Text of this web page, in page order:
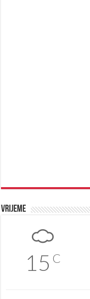
Vrijeme
15 C